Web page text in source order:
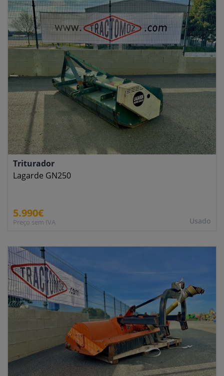
Usado
Triturador
Lagarde GN250
5.990€
Preço sem IVA